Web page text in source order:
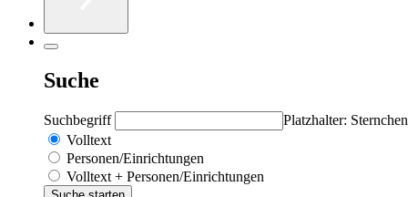
Suche
Suchbegriff
Platzhalter:
Volltext
Personen/Einrichtungen
Volltext + Personen/Einrichtungen